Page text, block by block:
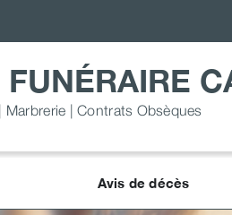
FUNÉRAIRE
Marbrerie | Contrats Obsèques
Avis de décès